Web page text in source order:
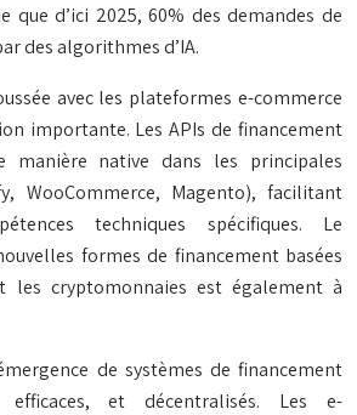
que d’ici 2025, 60% des demandes de
des algorithmes d’IA.
avec les plateformes e-commerce
importante. Les APIs de financement
manière native dans les principales
WooCommerce, Magento), facilitant
techniques spécifiques. Le
formes de financement basées
les cryptomonnaies est également à
de systèmes de financement
efficaces, et décentralisés. Les e-